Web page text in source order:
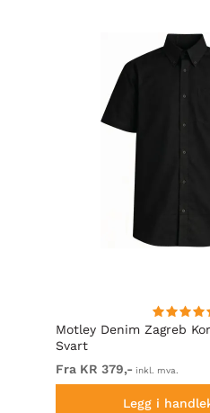
Motley Denim Zagreb
Svart
Fra KR 379,- inkl. mva.
Legg i